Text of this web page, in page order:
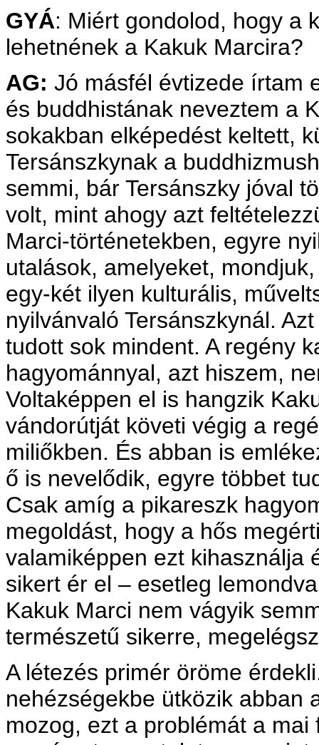
GYÁ: Miért gondolod, hogy a
lehetnének a Kakuk Marcira?
AG: Jó másfél évtizede írtam
és buddhistának neveztem a
sokakban elképedést keltett,
Tersánszkynak a
semmi, bár Tersánszky jóval
volt, mint ahogy azt
Marci-történetekben, egyre
utalások, amelyeket,
egy-két ilyen kulturális,
nyilvánvaló Tersánszkynál.
tudott sok mindent. A regény
hagyománnyal, azt hiszem,
Voltaképpen el is hangzik
vándorútját követi végig a
miliőkben. És abban is
ő is nevelődik, egyre többet
Csak amíg a pikareszk
megoldást, hogy a hős
valamiképpen ezt kihasználja
sikert ér el – esetleg
Kakuk Marci nem vágyik
természetű sikerre,
A létezés primér öröme
nehézségekbe ütközik abban
mozog, ezt a problémát a